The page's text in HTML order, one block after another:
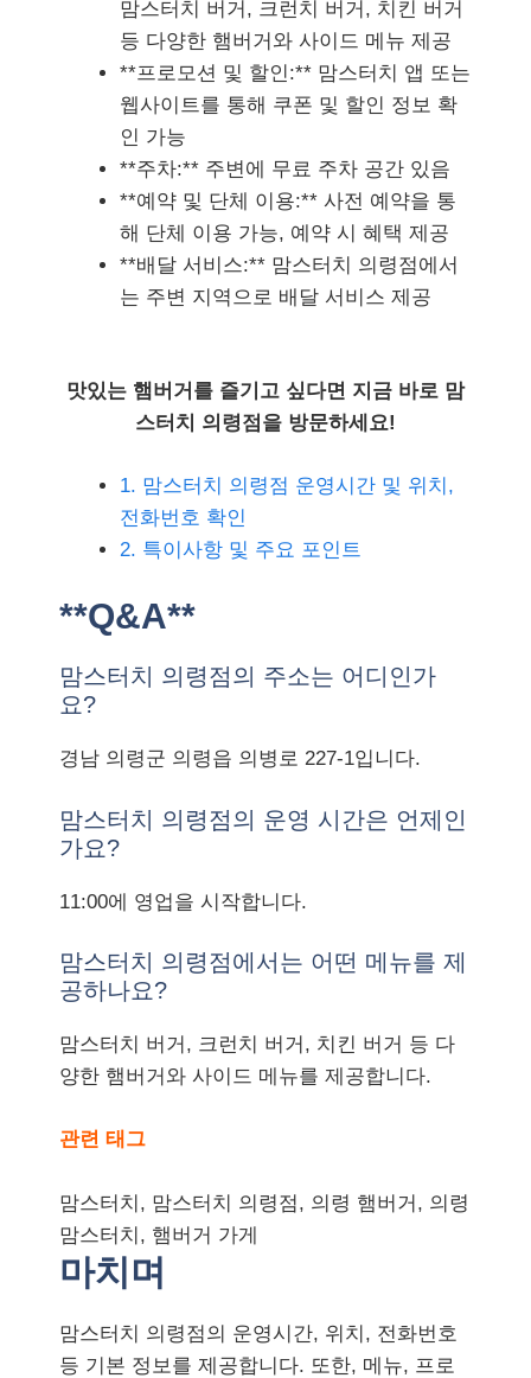
맘스터치 버거, 크런치 버거, 치킨 버거
등 다양한 햄버거와 사이드 메뉴 제공
**프로모션 및 할인:** 맘스터치 앱 또는
웹사이트를 통해 쿠폰 및 할인 정보 확
인 가능
**주차:** 주변에 무료 주차 공간 있음
**예약 및 단체 이용:** 사전 예약을 통
해 단체 이용 가능, 예약 시 혜택 제공
**배달 서비스:** 맘스터치 의령점에서
는 주변 지역으로 배달 서비스 제공
맛있는 햄버거를 즐기고 싶다면 지금 바로 맘
스터치 의령점을 방문하세요!
1. 맘스터치 의령점 운영시간 및 위치,
전화번호 확인
2. 특이사항 및 주요 포인트
**Q&A**
맘스터치 의령점의 주소는 어디인가
요?
경남 의령군 의령읍 의병로 227-1입니다.
맘스터치 의령점의 운영 시간은 언제인
가요?
11:00에 영업을 시작합니다.
맘스터치 의령점에서는 어떤 메뉴를 제
공하나요?
맘스터치 버거, 크런치 버거, 치킨 버거 등 다
양한 햄버거와 사이드 메뉴를 제공합니다.
관련 태그
맘스터치, 맘스터치 의령점, 의령 햄버거, 의령
맘스터치, 햄버거 가게
마치며
맘스터치 의령점의 운영시간, 위치, 전화번호
등 기본 정보를 제공합니다. 또한, 메뉴, 프로